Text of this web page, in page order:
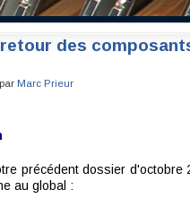
des
Marc Prieur
précédent dossier
au global :